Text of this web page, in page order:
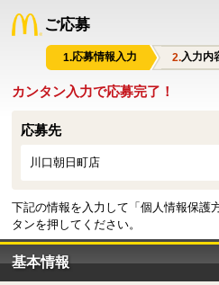
ご応募
応募情報入力 入力内
カンタン入力で応募完了！
応募先
川口朝日町店
下記の情報を入力して「個人情報保護
タンを押してください。
基本情報